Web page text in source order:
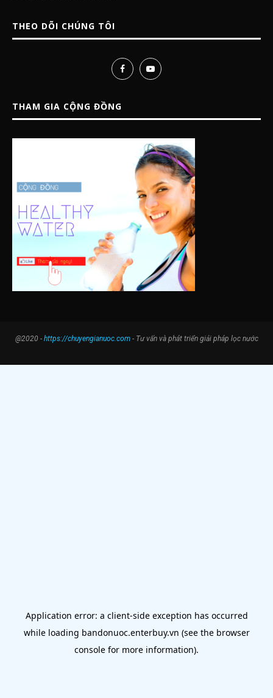
THEO DÕI CHÚNG TÔI
THAM GIA CỘNG ĐỒNG
@2020 - https://chuyengianuoc.com- Tư vấn và phát triển giải pháp lọc nước